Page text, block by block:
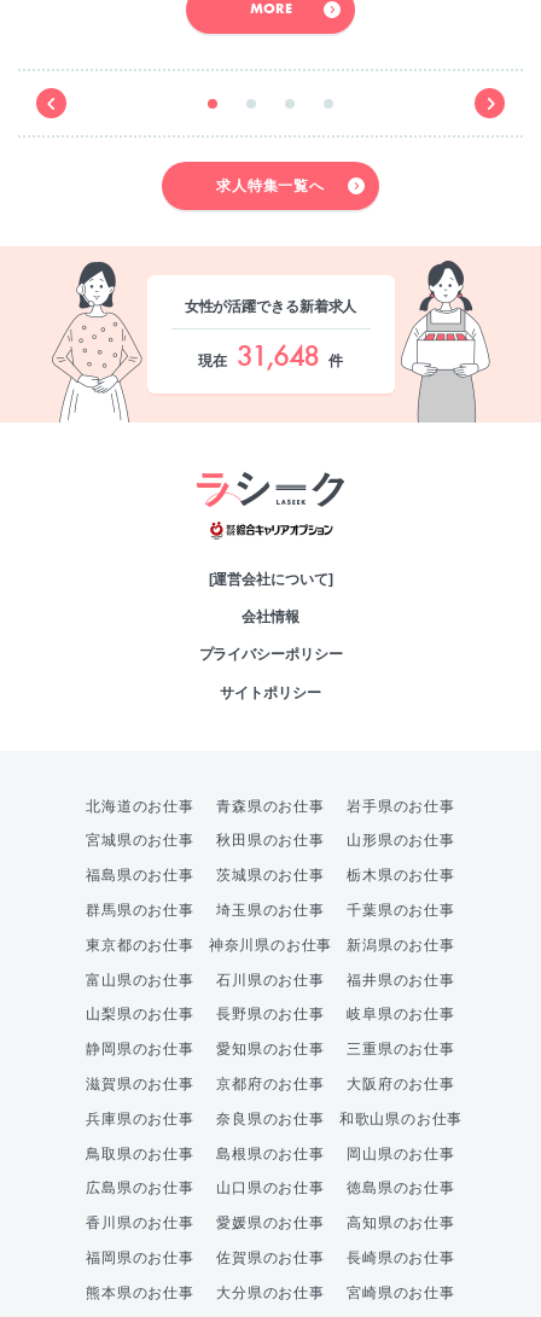
MORE
求人特集一覧へ
女性が活躍できる新着求人
現在 31,648 件
[運営会社について]
会社情報
プライバシーポリシー
サイトポリシー
北海道のお仕事 青森県のお仕事 岩手県のお仕事
宮城県のお仕事 秋田県のお仕事 山形県のお仕事
福島県のお仕事 茨城県のお仕事 栃木県のお仕事
群馬県のお仕事 埼玉県のお仕事 千葉県のお仕事
東京都のお仕事 神奈川県のお仕事 新潟県のお仕事
富山県のお仕事 石川県のお仕事 福井県のお仕事
山梨県のお仕事 長野県のお仕事 岐阜県のお仕事
静岡県のお仕事 愛知県のお仕事 三重県のお仕事
滋賀県のお仕事 京都府のお仕事 大阪府のお仕事
兵庫県のお仕事 奈良県のお仕事 和歌山県のお仕事
鳥取県のお仕事 島根県のお仕事 岡山県のお仕事
広島県のお仕事 山口県のお仕事 徳島県のお仕事
香川県のお仕事 愛媛県のお仕事 高知県のお仕事
福岡県のお仕事 佐賀県のお仕事 長崎県のお仕事
熊本県のお仕事 大分県のお仕事 宮崎県のお仕事